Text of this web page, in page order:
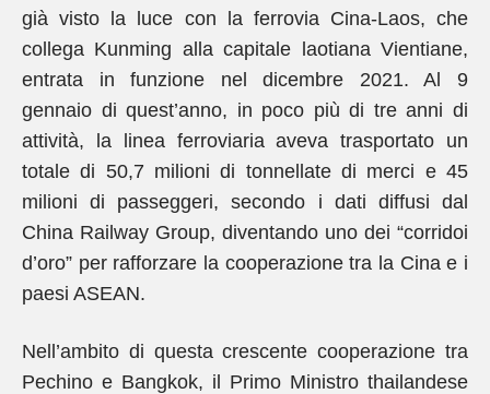
già visto la luce con la ferrovia Cina-Laos, che
collega Kunming alla capitale laotiana Vientiane,
entrata in funzione nel dicembre 2021. Al 9
gennaio di quest’anno, in poco più di tre anni di
attività, la linea ferroviaria aveva trasportato un
totale di 50,7 milioni di tonnellate di merci e 45
milioni di passeggeri, secondo i dati diffusi dal
China Railway Group, diventando uno dei “corridoi
d’oro” per rafforzare la cooperazione tra la Cina e i
paesi ASEAN.
Nell’ambito di questa crescente cooperazione tra
Pechino e Bangkok, il Primo Ministro thailandese